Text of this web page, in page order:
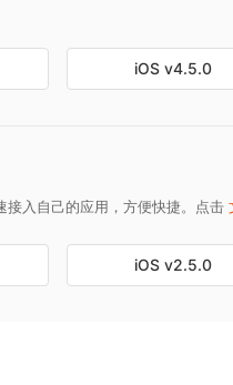
iOS v4.5.0
接入自己的应用，方便快捷。点击
iOS v2.5.0